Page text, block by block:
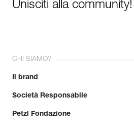
Unisciti alla community!
CHI SIAMO?
Il brand
Società Responsabile
Petzl Fondazione